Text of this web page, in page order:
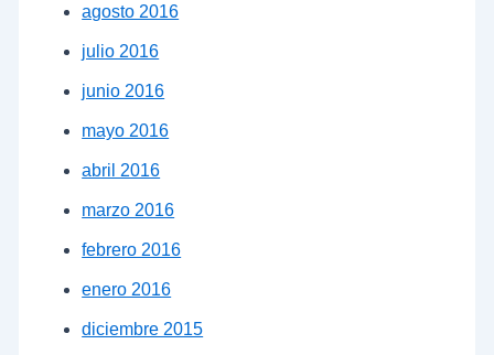
agosto 2016
julio 2016
junio 2016
mayo 2016
abril 2016
marzo 2016
febrero 2016
enero 2016
diciembre 2015